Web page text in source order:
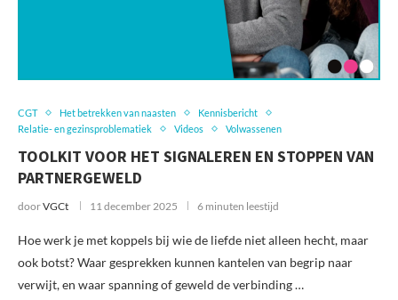
CGT Het betrekken van naasten
Kennisbericht
Relatie- en gezinsproblematiek
Videos Volwassenen
TOOLKIT VOOR HET SIGNALEREN EN STOPPEN VAN
PARTNERGEWELD
doorVGCt 11 december 2025 6 minuten leestijd
Hoe werk je met koppels bij wie de liefde niet alleen hecht, maar
ook botst? Waar gesprekken kunnen kantelen van begrip naar
verwijt, en waar spanning of geweld de verbinding …